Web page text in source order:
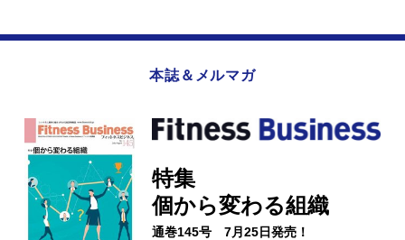
本誌＆メルマガ
特集
個から変わる組織
通巻145号 7月25日発売！